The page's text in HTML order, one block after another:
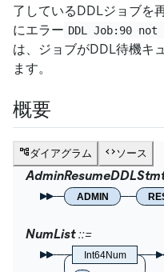
了しているDDLジョブを
にエラー DDL Job:90 not
は、ジョブがDDL待機キ
ます。
概要
ダイアグラム ソース
ADMIN
NumList
Int64Num